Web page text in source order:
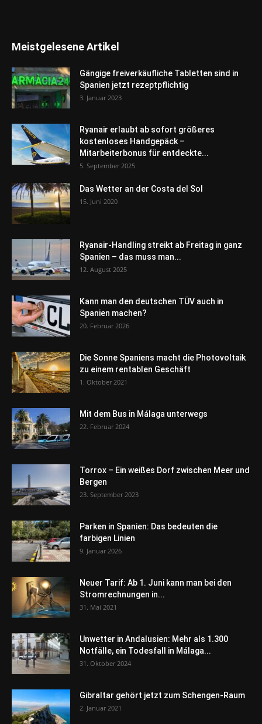
Meistgelesene Artikel
Gängige freiverkäufliche Tabletten sind in
Spanien jetzt rezeptpflichtig
3. Januar 2023
Ryanair erlaubt ab sofort größeres
kostenloses Handgepäck –
Mitarbeiterbonus für entdeckte...
5. September 2025
Das Wetter an der Costa del Sol
15. Juni 2020
Ryanair-Handling streikt ab Freitag in ganz
Spanien – das muss man...
12. August 2025
Kann man den deutschen TÜV auch in
Spanien machen?
20. Februar 2026
Die Sonne Spaniens macht die Photovoltaik
zu einem rentablen Geschäft
1. Oktober 2021
Mit dem Bus in Málaga unterwegs
22. Februar 2024
Torrox – Ein weißes Dorf zwischen Meer und
Bergen
23. September 2023
Parken in Spanien: Das bedeuten die
farbigen Linien
9. Januar 2026
Neuer Tarif: Ab 1. Juni kann man bei den
Stromrechnungen in...
31. Mai 2021
Unwetter in Andalusien: Mehr als 1.300
Notfälle, ein Todesfall in Málaga...
31. Oktober 2024
Gibraltar gehört jetzt zum Schengen-Raum
2. Januar 2021